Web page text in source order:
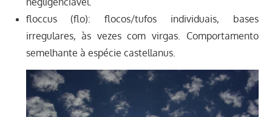
floccus (flo): flocos/tufos individuais, bases
irregulares, às vezes com virgas. Comportamento
semelhante à espécie castellanus.